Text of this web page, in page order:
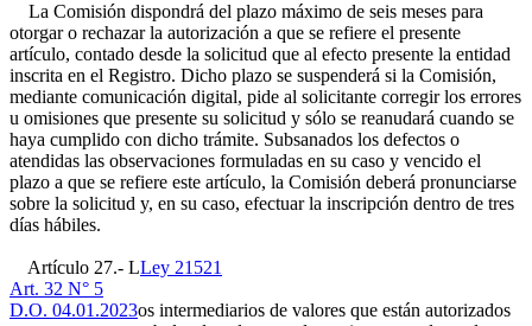
La Comisión dispondrá del plazo máximo de seis meses para
otorgar o rechazar la autorización a que se refiere el presente
artículo, contado desde la solicitud que al efecto presente la entidad
inscrita en el Registro. Dicho plazo se suspenderá si la Comisión,
mediante comunicación digital, pide al solicitante corregir los errores
u omisiones que presente su solicitud y sólo se reanudará cuando se
haya cumplido con dicho trámite. Subsanados los defectos o
atendidas las observaciones formuladas en su caso y vencido el
plazo a que se refiere este artículo, la Comisión deberá pronunciarse
sobre la solicitud y, en su caso, efectuar la inscripción dentro de tres
días hábiles.
Artículo 27.- LLey 21521
Art. 32 N° 5
D.O. 04.01.2023os intermediarios de valores que están autorizados